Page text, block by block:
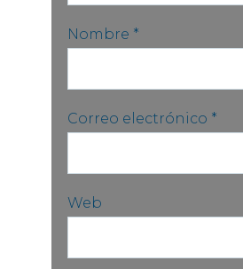
Nombre *
Correo electrónico *
Web